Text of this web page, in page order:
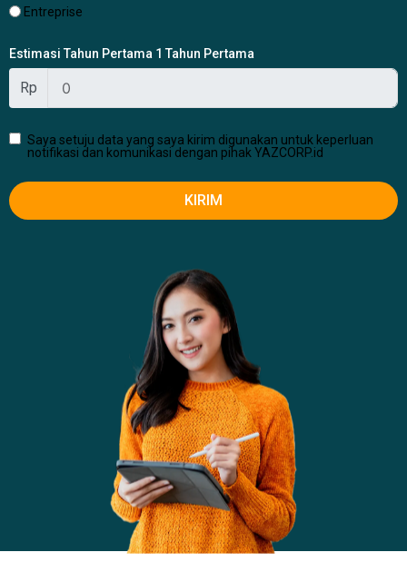
Entreprise
Estimasi Tahun Pertama 1 Tahun Pertama
Rp
Saya setuju data yang saya kirim digunakan untuk keperluan
notifikasi dan komunikasi dengan pihak YAZCORP.id
KIRIM